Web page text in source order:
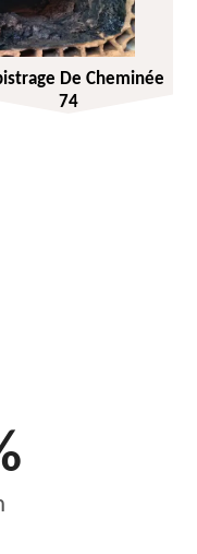
De Cheminée
74